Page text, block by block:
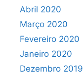
Abril 2020
Março 2020
Fevereiro 2020
Janeiro 2020
Dezembro 2019